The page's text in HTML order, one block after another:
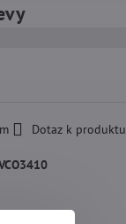
Dotaz k produktu